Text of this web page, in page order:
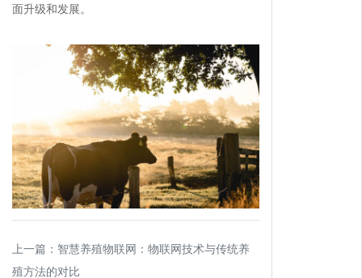
面升级和发展。
上一篇： 智慧养殖物联网：物联网技术与传统养
殖方法的对比